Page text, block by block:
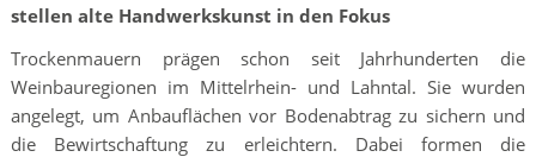
stellen alte Handwerkskunst in den Fokus
Trockenmauern prägen schon seit Jahrhunderten die
Weinbauregionen im Mittelrhein- und Lahntal. Sie wurden
angelegt, um Anbauflächen vor Bodenabtrag zu sichern und
die Bewirtschaftung zu erleichtern. Dabei formen die